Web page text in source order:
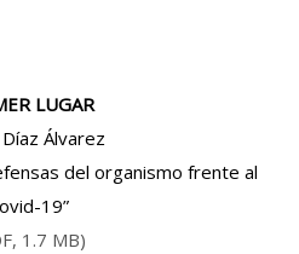
LUGAR
Álvarez
del organismo frente al
19”
1.7 MB)